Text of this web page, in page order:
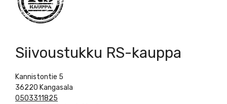
Siivoustukku RS-kauppa
Kannistontie 5
36220 Kangasala
0503311825